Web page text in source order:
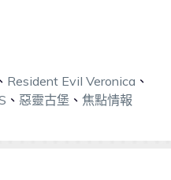
、 Resident Evil Veronica 、
、 惡靈古堡 、 焦點情報